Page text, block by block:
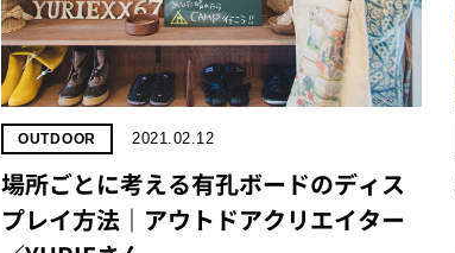
OUTDOOR 2021.02.12
場所ごとに考える有孔ボードのディス
プレイ方法｜アウトドアクリエイター